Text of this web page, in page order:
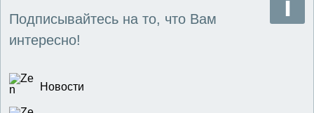
Подписывайтесь на то, что Вам
интересно!
Новости